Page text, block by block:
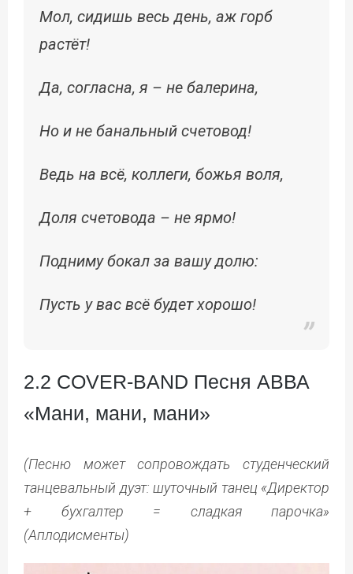
Мол, сидишь весь день, аж горб
растёт!
Да, согласна, я – не балерина,
Но и не банальный счетовод!
Ведь на всё, коллеги, божья воля,
Доля счетовода – не ярмо!
Подниму бокал за вашу долю:
Пусть у вас всё будет хорошо!
2.2 COVER-BAND Песня АВВА
«Мани, мани, мани»
(Песню может сопровождать студенческий
танцевальный дуэт: шуточный танец «Директор
+ бухгалтер = сладкая парочка»
(Аплодисменты)